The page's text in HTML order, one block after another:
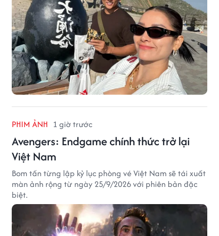
PHIM ẢNH 1 giờ trước
Avengers: Endgame chính thức trở lại
Việt Nam
Bom tấn từng lập kỷ lục phòng vé Việt Nam sẽ tái xuất
màn ảnh rộng từ ngày 25/9/2026 với phiên bản đặc
biệt.